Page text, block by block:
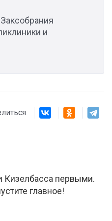
и
Кизелбасса первыми.
главное!